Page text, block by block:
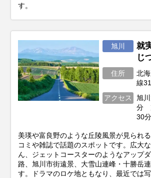
す。
旭川
就
じ
住所
北
線
アクセス
旭
分
30分
美瑛や富良野のような丘陵風景が見られ
コミや雑誌で話題のスポットです。広大
ん、ジェットコースターのようなアップ
路、旭川市街遠景、大雪山連峰・十勝岳
す。ドラマのロケ地ともなり、最近では